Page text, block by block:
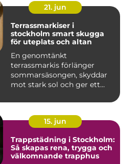
21. jun
Terrassmarkiser i
stockholm smart skugga
för uteplats och altan
En genomtänkt
terrassmarkis förlänger
sommarsäsongen, skyddar
mot stark sol och ger ett
15. jun
Trappstädning i Stockholm:
Så skapas rena, trygga och
välkomnande trapphus